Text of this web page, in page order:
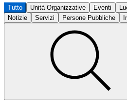
Tutto Unità Organizzative Eventi
Notizie
Servizi Persone Pubbliche